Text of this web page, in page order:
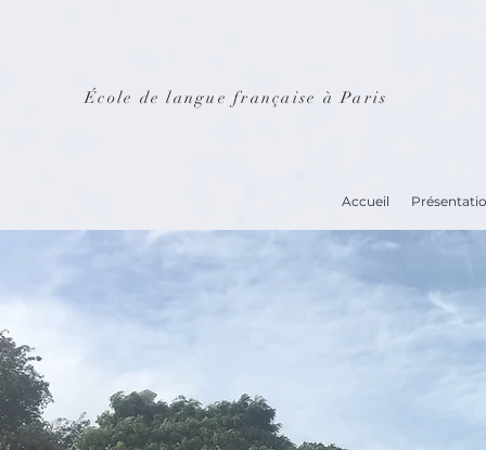
École de langue française à Paris
Accueil